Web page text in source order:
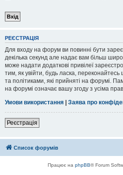
РЕЄСТРАЦІЯ
Для входу на форум ви повинні бути
декілька секунд але надає вам більш
може надати додаткові привілеї
тим, як увійти, будь ласка,
та політиками, які прийняті на форумі.
на форумі означає вашу згоду з усіма
Умови використання | Заява про
Реєстрація
Список форумів
Працює на phpBB® Forum